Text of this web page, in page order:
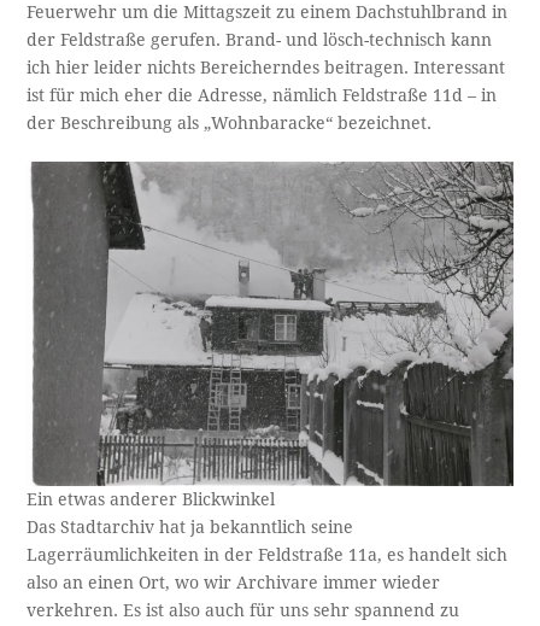
Feuerwehr um die Mittagszeit zu einem Dachstuhlbrand in
der Feldstraße gerufen. Brand- und lösch-technisch kann
ich hier leider nichts Bereicherndes beitragen. Interessant
ist für mich eher die Adresse, nämlich Feldstraße 11d – in
der Beschreibung als „Wohnbaracke“ bezeichnet.
Ein etwas anderer Blickwinkel
Das Stadtarchiv hat ja bekanntlich seine
Lagerräumlichkeiten in der Feldstraße 11a, es handelt sich
also an einen Ort, wo wir Archivare immer wieder
verkehren. Es ist also auch für uns sehr spannend zu